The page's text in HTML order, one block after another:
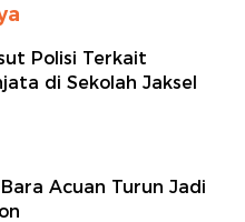
Polisi Terkait
di Sekolah Jaksel
Acuan Turun Jadi